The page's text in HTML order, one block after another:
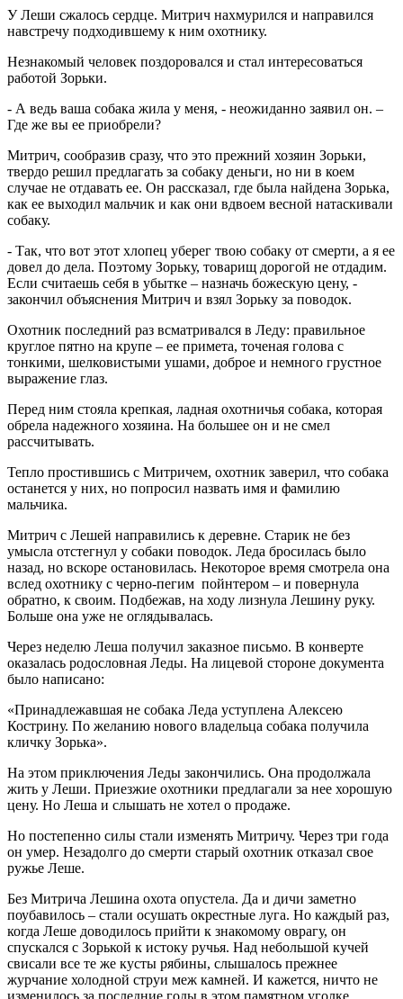
У Леши сжалось сердце. Митрич нахмурился и направился
навстречу подходившему к ним охотнику.
Незнакомый человек поздоровался и стал интересоваться
работой Зорьки.
- А ведь ваша собака жила у меня, - неожиданно заявил он. –
Где же вы ее приобрели?
Митрич, сообразив сразу, что это прежний хозяин Зорьки,
твердо решил предлагать за собаку деньги, но ни в коем
случае не отдавать ее. Он рассказал, где была найдена Зорька,
как ее выходил мальчик и как они вдвоем весной натаскивали
собаку.
- Так, что вот этот хлопец уберег твою собаку от смерти, а я ее
довел до дела. Поэтому Зорьку, товарищ дорогой не отдадим.
Если считаешь себя в убытке – назначь божескую цену, -
закончил объяснения Митрич и взял Зорьку за поводок.
Охотник последний раз всматривался в Леду: правильное
круглое пятно на крупе – ее примета, точеная голова с
тонкими, шелковистыми ушами, доброе и немного грустное
выражение глаз.
Перед ним стояла крепкая, ладная охотничья собака, которая
обрела надежного хозяина. На большее он и не смел
рассчитывать.
Тепло простившись с Митричем, охотник заверил, что собака
останется у них, но попросил назвать имя и фамилию
мальчика.
Митрич с Лешей направились к деревне. Старик не без
умысла отстегнул у собаки поводок. Леда бросилась было
назад, но вскоре остановилась. Некоторое время смотрела она
вслед охотнику с черно-пегим пойнтером – и повернула
обратно, к своим. Подбежав, на ходу лизнула Лешину руку.
Больше она уже не оглядывалась.
Через неделю Леша получил заказное письмо. В конверте
оказалась родословная Леды. На лицевой стороне документа
было написано:
«Принадлежавшая не собака Леда уступлена Алексею
Кострину. По желанию нового владельца собака получила
кличку Зорька».
На этом приключения Леды закончились. Она продолжала
жить у Леши. Приезжие охотники предлагали за нее хорошую
цену. Но Леша и слышать не хотел о продаже.
Но постепенно силы стали изменять Митричу. Через три года
он умер. Незадолго до смерти старый охотник отказал свое
ружье Леше.
Без Митрича Лешина охота опустела. Да и дичи заметно
поубавилось – стали осушать окрестные луга. Но каждый раз,
когда Леше доводилось прийти к знакомому оврагу, он
спускался с Зорькой к истоку ручья. Над небольшой кучей
свисали все те же кусты рябины, слышалось прежнее
журчание холодной струи меж камней. И кажется, ничто не
изменилось за последние годы в этом памятном уголке.